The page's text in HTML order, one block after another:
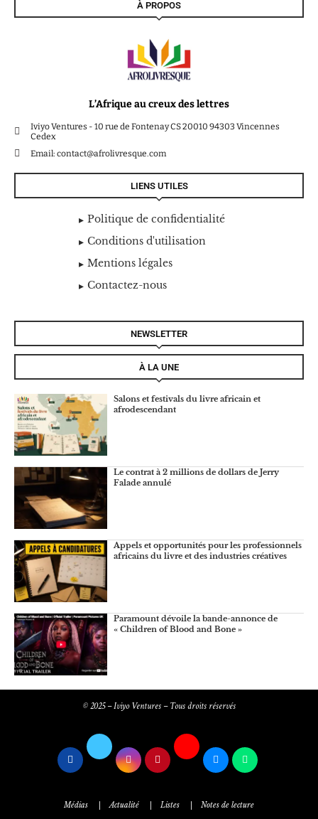
À PROPOS
L’Afrique au creux des lettres
Iviyo Ventures - 10 rue de Fontenay CS 20010 94303 Vincennes
Cedex
Email: contact@afrolivresque.com
LIENS UTILES
Politique de confidentialité
Conditions d'utilisation
Mentions légales
Contactez-nous
NEWSLETTER
À LA UNE
Salons et festivals du livre africain et
afrodescendant
Le contrat à 2 millions de dollars de Jerry
Falade annulé
Appels et opportunités pour les professionnels
africains du livre et des industries créatives
Paramount dévoile la bande-annonce de
« Children of Blood and Bone »
© 2025 – Iviyo Ventures – Tous droits réservés
Médias Actualité Listes Notes de lecture